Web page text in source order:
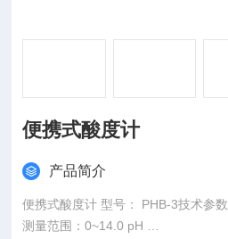
便携式酸度计
产品简介
便携式酸度计 型号： PHB-3技术参数
测量范围：0~14.0 pH